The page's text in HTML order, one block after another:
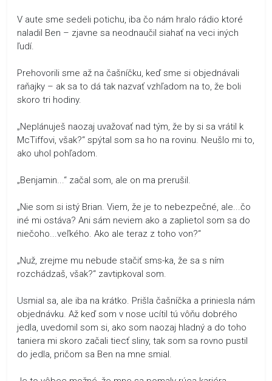
V aute sme sedeli potichu, iba čo nám hralo rádio ktoré
naladil Ben – zjavne sa neodnaučil siahať na veci iných
ľudí.
Prehovorili sme až na čašníčku, keď sme si objednávali
raňajky – ak sa to dá tak nazvať vzhľadom na to, že boli
skoro tri hodiny.
„Neplánuješ naozaj uvažovať nad tým, že by si sa vrátil k
McTiffovi, však?“ spýtal som sa ho na rovinu. Neušlo mi to,
ako uhol pohľadom.
„Benjamin...“ začal som, ale on ma prerušil.
„Nie som si istý Brian. Viem, že je to nebezpečné, ale...čo
iné mi ostáva? Ani sám neviem ako a zaplietol som sa do
niečoho...veľkého. Ako ale teraz z toho von?“
„Nuž, zrejme mu nebude stačiť sms-ka, že sa s ním
rozchádzaš, však?“ zavtipkoval som.
Usmial sa, ale iba na krátko. Prišla čašníčka a priniesla nám
objednávku. Až keď som v nose ucítil tú vôňu dobrého
jedla, uvedomil som si, ako som naozaj hladný a do toho
taniera mi skoro začali tiecť sliny, tak som sa rovno pustil
do jedla, pričom sa Ben na mne smial.